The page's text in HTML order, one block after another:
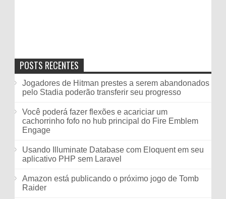
POSTS RECENTES
Jogadores de Hitman prestes a serem abandonados
pelo Stadia poderão transferir seu progresso
Você poderá fazer flexões e acariciar um
cachorrinho fofo no hub principal do Fire Emblem
Engage
Usando Illuminate Database com Eloquent em seu
aplicativo PHP sem Laravel
Amazon está publicando o próximo jogo de Tomb
Raider